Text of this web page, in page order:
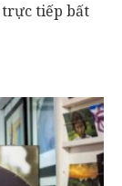
trực tiếp bất